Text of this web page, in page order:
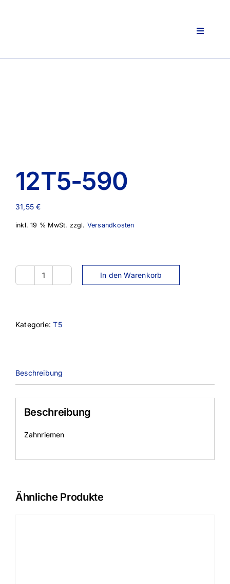
Toggle
12T5-590
31,55€
inkl. 19 % MwSt. zzgl. Versandkosten
12T5-
In den Warenkorb
Kategorie:T5
Beschreibung
Beschreibung
Zahnriemen
Ähnliche Produkte